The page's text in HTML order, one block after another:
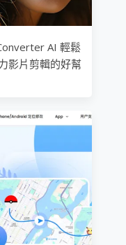
AI 輕鬆
影片剪輯的好幫